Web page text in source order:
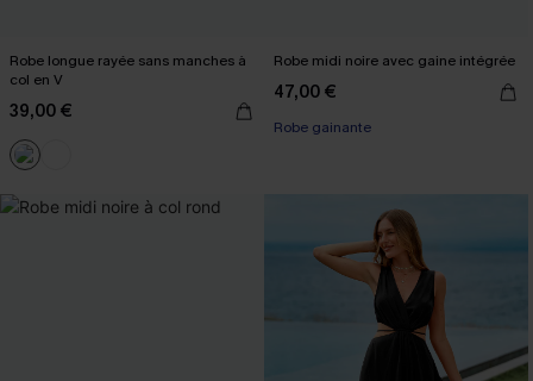
Robe longue rayée sans manches à
col en V
39,00 €
Robe midi noire avec gaine intégrée
47,00 €
Robe gainante